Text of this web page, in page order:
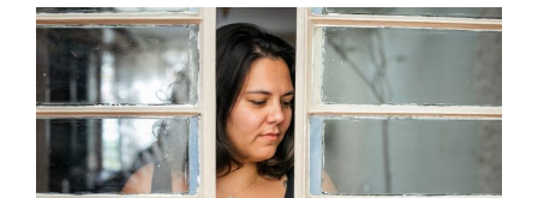
ELA NUNCA TÁ FELIZ COM NADA